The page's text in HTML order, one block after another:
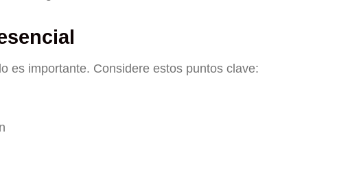
es importante. Considere estos puntos clave: